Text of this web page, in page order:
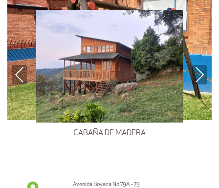
CABAÑA DE MADERA
Previous Next
Avenida Boyaca No 79A - 79